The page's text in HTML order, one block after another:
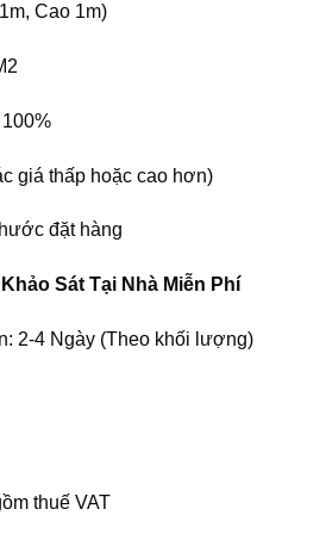
tại
Cao 1m)
giá thấp hoặc cao hơn)
đặt hàng
Sát Tại Nhà Miễn Phí
2-4 Ngày (Theo khối lượng)
thuế VAT